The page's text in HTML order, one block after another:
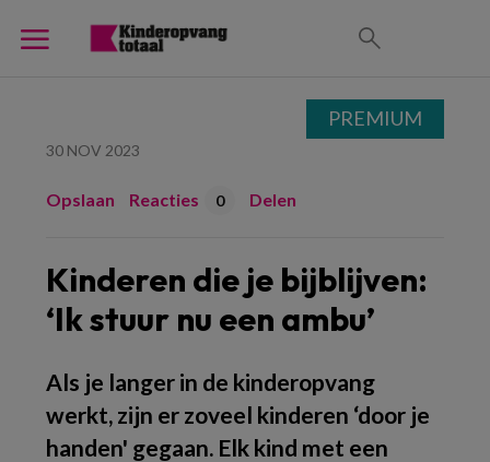
30 NOV 2023
Opslaan Reacties 0 Delen
Kinderen die je bijblijven:
‘Ik stuur nu een ambu’
Als je langer in de kinderopvang
werkt, zijn er zoveel kinderen ‘door je
handen' gegaan. Elk kind met een
PREMIUM